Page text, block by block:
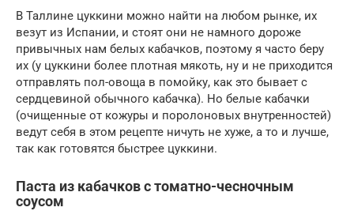
В Таллине цуккини можно найти на любом рынке, их
везут из Испании, и стоят они не намного дороже
привычных нам белых кабачков, поэтому я часто беру
их (у цуккини более плотная мякоть, ну и не приходится
отправлять пол-овоща в помойку, как это бывает с
сердцевиной обычного кабачка). Но белые кабачки
(очищенные от кожуры и поролоновых внутренностей)
ведут себя в этом рецепте ничуть не хуже, а то и лучше,
так как готовятся быстрее цуккини.
Паста из кабачков с томатно-чесночным
соусом